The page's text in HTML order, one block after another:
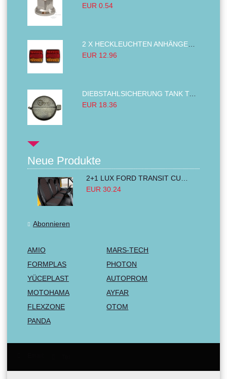
EUR 0.54
EUR 12.96
DIEBSTAHLSICHERUNG TANK TANKDECKEL DIESELTANK KRAFTSTOFFTANKDECKEL VERRIEGELUNG PASSEND FÜR LKW PKW TRAKTOREN BAGGER 80MM
EUR 18.36
Neue Produkte
EUR 30.24
Abonnieren
AMIO
MARS-TECH
FORMPLAS
PHOTON
YÜCEPLAST
AUTOPROM
MOTOHAMA
AYFAR
FLEXZONE
OTOM
PANDA